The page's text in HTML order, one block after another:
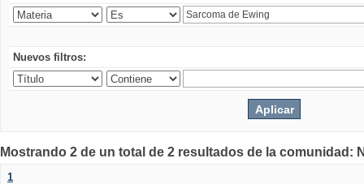
Nuevos filtros:
Mostrando 2 de un total de 2 resultados de la comunidad:
1